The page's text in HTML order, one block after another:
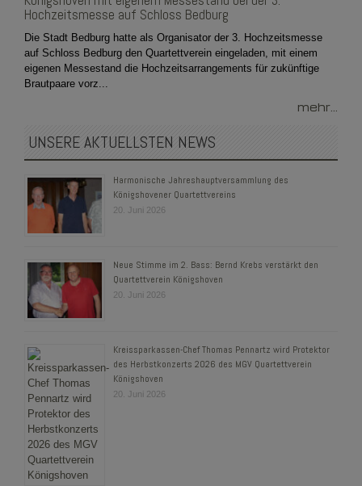
Hochzeitsmesse auf Schloss Bedburg
Die Stadt Bedburg hatte als Organisator der 3. Hochzeitsmesse
auf Schloss Bedburg den Quartettverein eingeladen, mit einem
eigenen Messestand die Hochzeitsarrangements für zukünftige
Brautpaare vorz...
mehr...
UNSERE AKTUELLSTEN NEWS
Harmonische Jahreshauptversammlung des
Königshovener Quartettvereins
20. Juni 2026
Neue Stimme im 2. Bass: Bernd Krebs verstärkt den
Quartettverein Königshoven
20. Juni 2026
Kreissparkassen-Chef Thomas Pennartz wird Protektor
des Herbstkonzerts 2026 des MGV Quartettverein
Königshoven
20. Juni 2026